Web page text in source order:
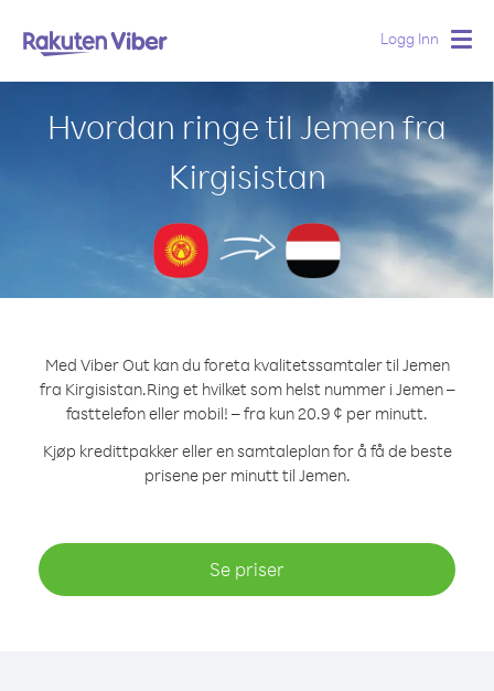
Logg Inn
Hvordan ringe til Jemen fra
Kirgisistan
Med Viber Out kan du foreta kvalitetssamtaler til Jemen
fra Kirgisistan.Ring et hvilket som helst nummer i Jemen –
fasttelefon eller mobil! – fra kun 20.9 ¢ per minutt.
Kjøp kredittpakker eller en samtaleplan for å få de beste
prisene per minutt til Jemen.
Se priser